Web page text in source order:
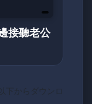
接聽老公
下からダウンロ